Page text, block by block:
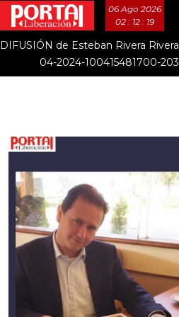
06 Ago 2026
02 : 12 : 21
DIFUSIÓN de Esteban Rivera Rivera
04-2024-100415481700-203